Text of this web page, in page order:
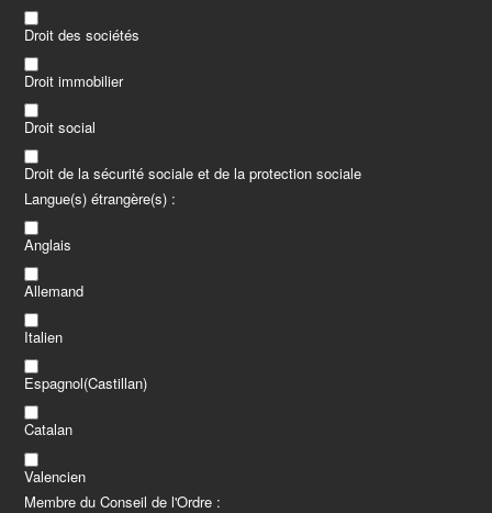
Droit des sociétés
Droit immobilier
Droit social
Droit de la sécurité sociale et de la protection sociale
Langue(s) étrangère(s) :
Anglais
Allemand
Italien
Espagnol(Castillan)
Catalan
Valencien
Membre du Conseil de l'Ordre :